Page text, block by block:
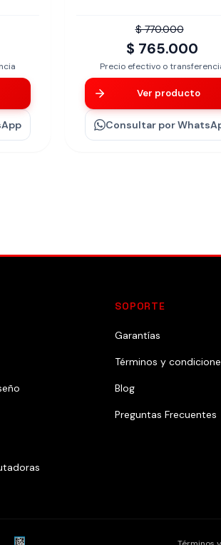
$ 770.000
$ 765.000
Precio efectivo o
Ver producto
Consultar por
SOPORTE
Garantías
Términos y
Blog
Preguntas Frecuentes